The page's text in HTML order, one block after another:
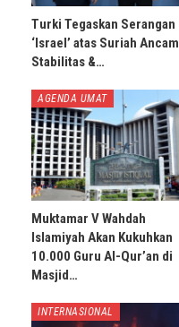
Turki Tegaskan Serangan
‘Israel’ atas Suriah Ancam
Stabilitas &…
AGENDA UMAT
Muktamar V Wahdah
Islamiyah Akan Kukuhkan
10.000 Guru Al-Qur’an di
Masjid…
INTERNASIONAL